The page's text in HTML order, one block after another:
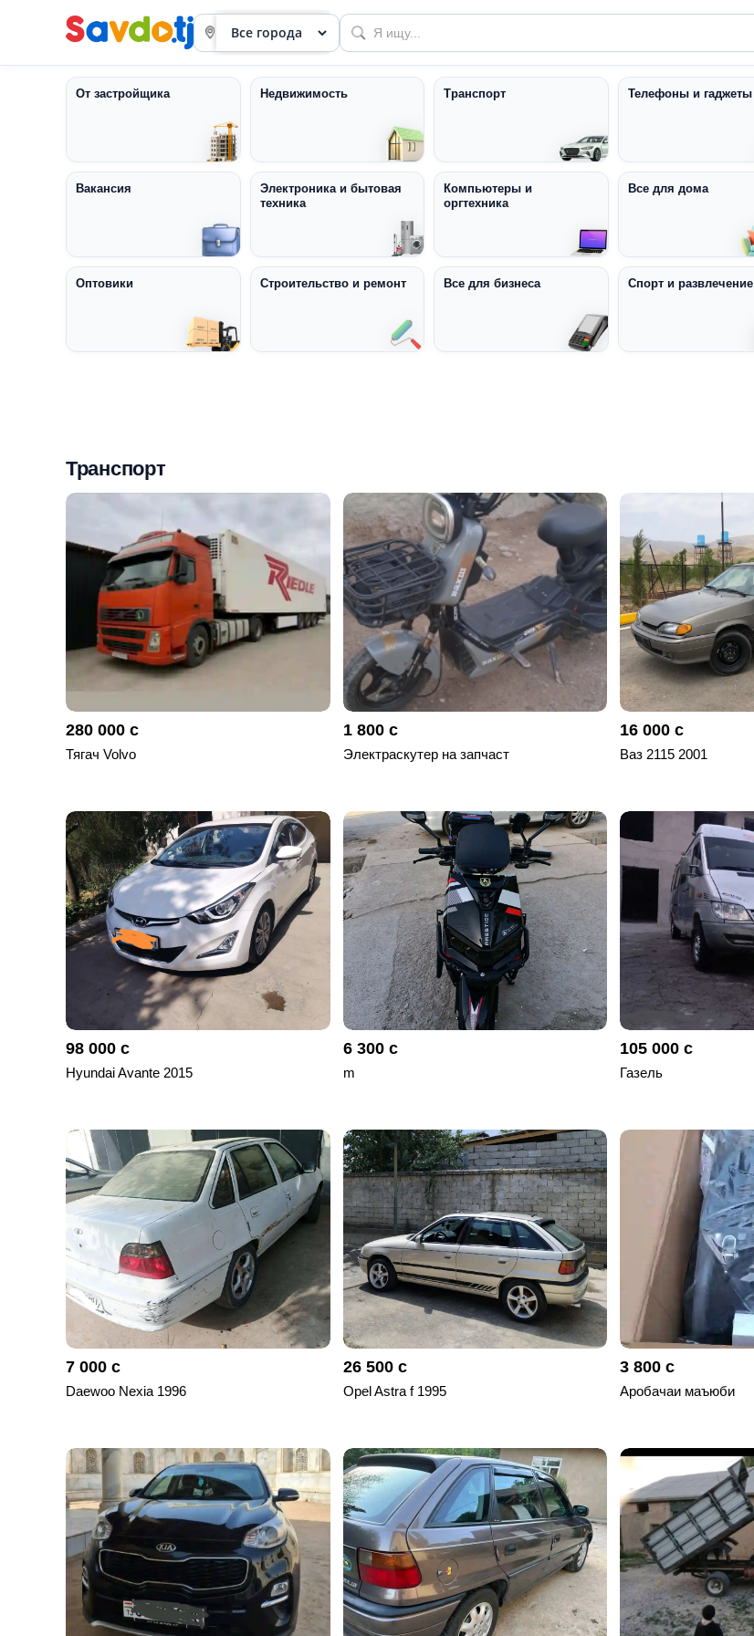
приборов
Профиль
объявления
модерации
объявления
Скрытые
Повторно
отправленные
объявления
Сделка
Настройки
От застройщика Недвижимость Транспорт Телефоны и гаджеты
Вакансия
Электроника и бытовая
техника
Компьютеры и
оргтехника
Все для дома
Оптовики Строительство и ремонт Все для бизнеса Спорт и развлечение
Транспорт
280 000 с
Тягач Volvo
1 800 с
Электраскутер на запчаст
16 000 с
Ваз 2115 2001
98 000 с
Hyundai Avante 2015
6 300 с
m
105 000 с
Газель
7 000 с
Daewoo Nexia 1996
26 500 с
Opel Astra f 1995
3 800 с
Аробачаи маъюби